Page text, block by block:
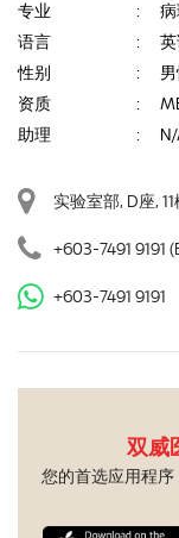
专业 :
语言
:
性别
:
资质
:
助理
:
实验室部, D座, 11
+603-7491 9191
+603-7491 9191
双威
您的首选应用程序